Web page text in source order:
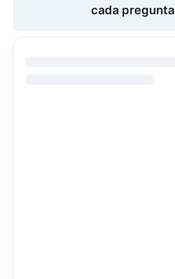
cada pregunta